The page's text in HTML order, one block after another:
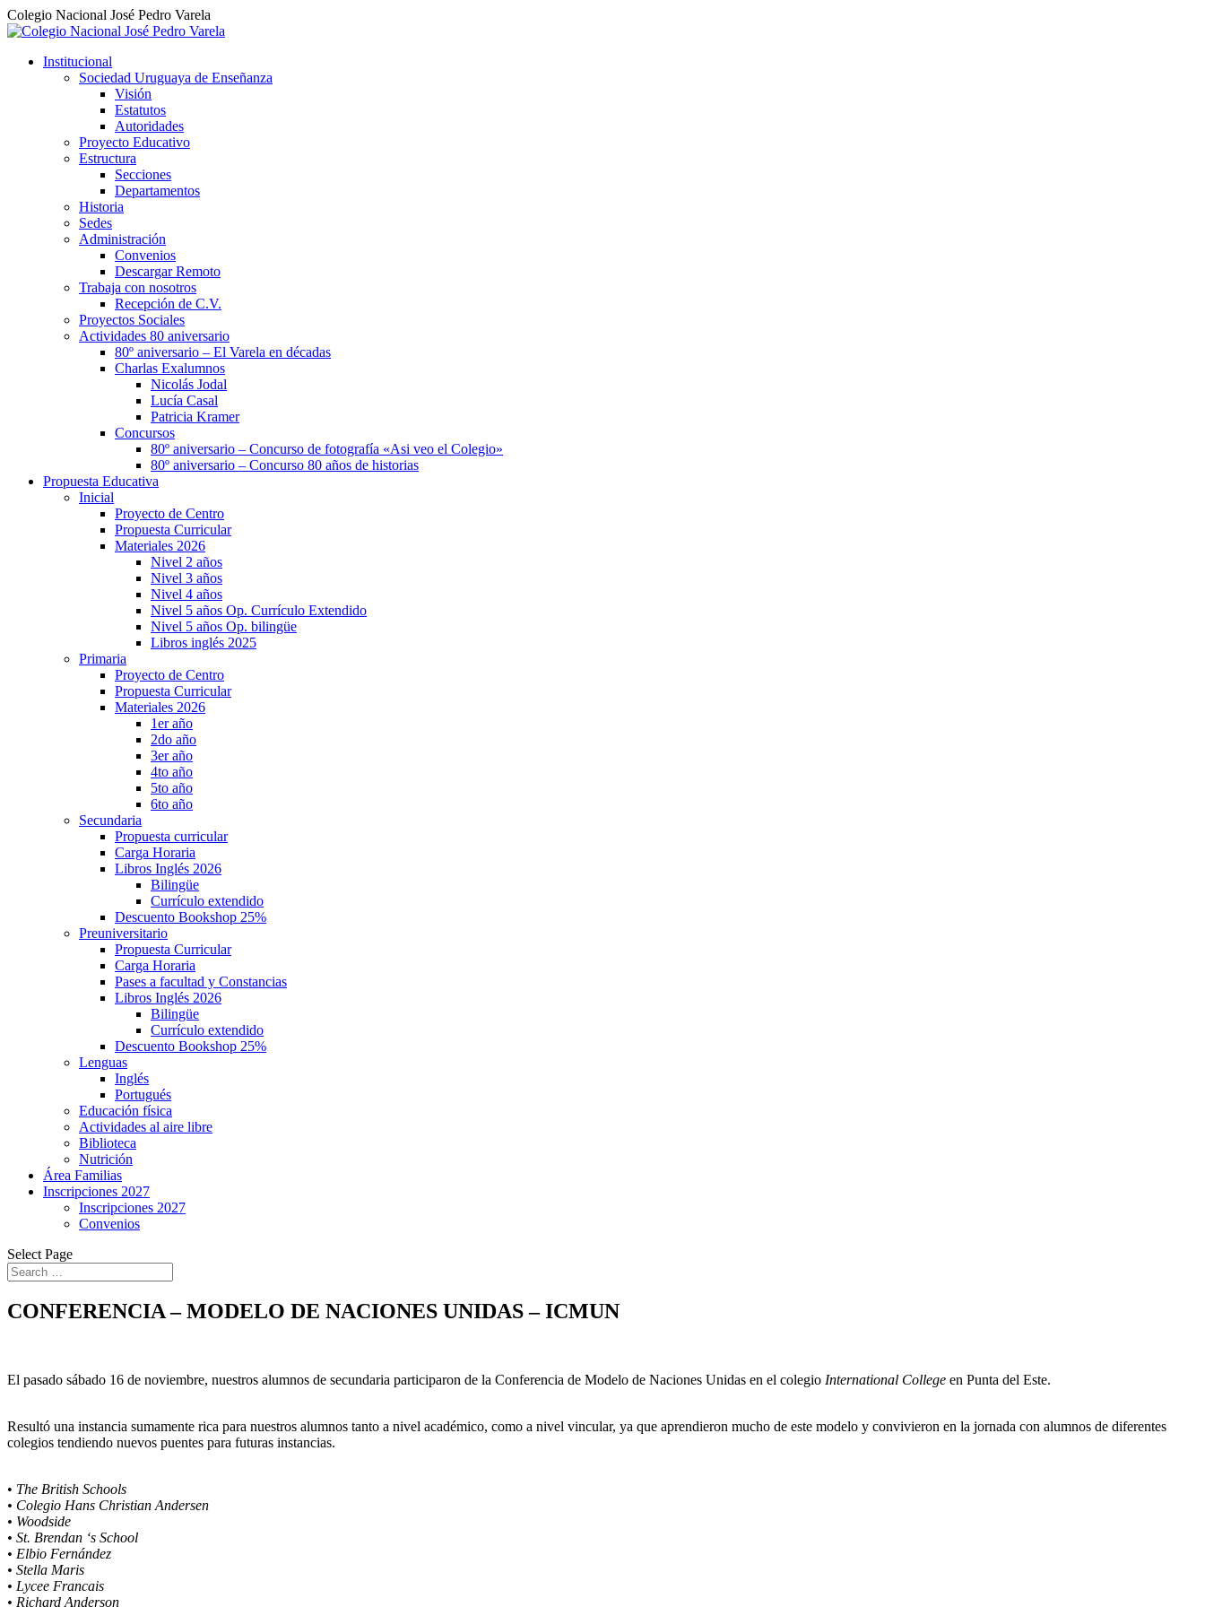
Colegio Nacional José Pedro Varela
Institucional
Sociedad Uruguaya de Enseñanza
Visión
Estatutos
Autoridades
Proyecto Educativo
Estructura
Secciones
Departamentos
Historia
Sedes
Administración
Convenios
Descargar Remoto
Trabaja con nosotros
Recepción de C.V.
Proyectos Sociales
Actividades 80 aniversario
80º aniversario – El Varela en décadas
Charlas Exalumnos
Nicolás Jodal
Lucía Casal
Patricia Kramer
Concursos
80º aniversario – Concurso de fotografía «Asi veo el Colegio»
80º aniversario – Concurso 80 años de historias
Propuesta Educativa
Inicial
Proyecto de Centro
Propuesta Curricular
Materiales 2026
Nivel 2 años
Nivel 3 años
Nivel 4 años
Nivel 5 años Op. Currículo Extendido
Nivel 5 años Op. bilingüe
Libros inglés 2025
Primaria
Proyecto de Centro
Propuesta Curricular
Materiales 2026
1er año
2do año
3er año
4to año
5to año
6to año
Secundaria
Propuesta curricular
Carga Horaria
Libros Inglés 2026
Bilingüe
Currículo extendido
Descuento Bookshop 25%
Preuniversitario
Propuesta Curricular
Carga Horaria
Pases a facultad y Constancias
Libros Inglés 2026
Bilingüe
Currículo extendido
Descuento Bookshop 25%
Lenguas
Inglés
Portugués
Educación física
Actividades al aire libre
Biblioteca
Nutrición
Área Familias
Inscripciones 2027
Inscripciones 2027
Convenios
Select Page
CONFERENCIA – MODELO DE NACIONES UNIDAS – ICMUN
El pasado sábado 16 de noviembre, nuestros alumnos de secundaria participaron de la Conferencia de Modelo de Naciones Unidas en el colegio International College en Punta del Este.
Resultó una instancia sumamente rica para nuestros alumnos tanto a nivel académico, como a nivel vincular, ya que aprendieron mucho de este modelo y convivieron en la jornada con alumnos de diferentes
colegios tendiendo nuevos puentes para futuras instancias.
• The British Schools
• Colegio Hans Christian Andersen
• Woodside
• St. Brendan ‘s School
• Elbio Fernández
• Stella Maris
• Lycee Francais
• Richard Anderson